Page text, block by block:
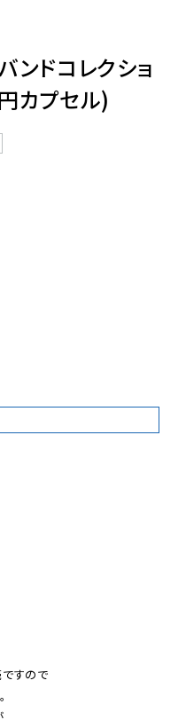
ンドコレクショ
カプセル)
すので